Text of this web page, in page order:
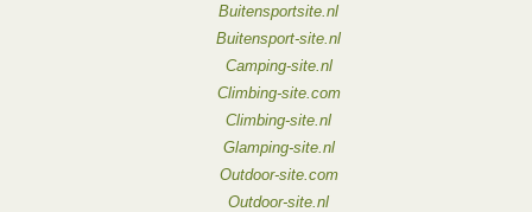
Buitensportsite.nl
Buitensport-site.nl
Camping-site.nl
Climbing-site.com
Climbing-site.nl
Glamping-site.nl
Outdoor-site.com
Outdoor-site.nl